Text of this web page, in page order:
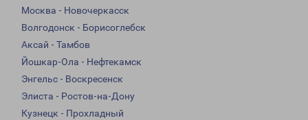
Москва - Новочеркасск
Волгодонск - Борисоглебск
Аксай - Тамбов
Йошкар-Ола - Нефтекамск
Энгельс - Воскресенск
Элиста - Ростов-на-Дону
Кузнецк - Прохладный